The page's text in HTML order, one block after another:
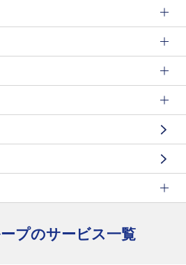
プのサービス一覧